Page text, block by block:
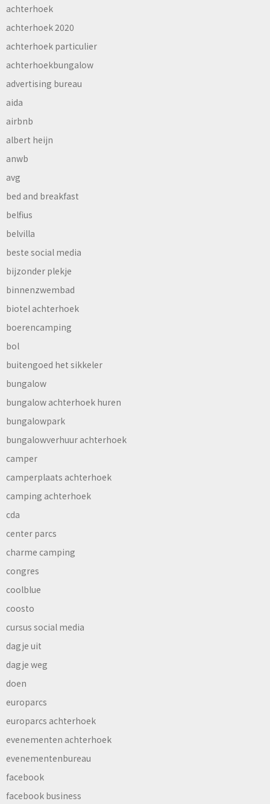
achterhoek
achterhoek 2020
achterhoek particulier
achterhoekbungalow
advertising bureau
aida
airbnb
albert heijn
anwb
avg
bed and breakfast
belfius
belvilla
beste social media
bijzonder plekje
binnenzwembad
biotel achterhoek
boerencamping
bol
buitengoed het sikkeler
bungalow
bungalow achterhoek huren
bungalowpark
bungalowverhuur achterhoek
camper
camperplaats achterhoek
camping achterhoek
cda
center parcs
charme camping
congres
coolblue
coosto
cursus social media
dagje uit
dagje weg
doen
europarcs
europarcs achterhoek
evenementen achterhoek
evenementenbureau
facebook
facebook business